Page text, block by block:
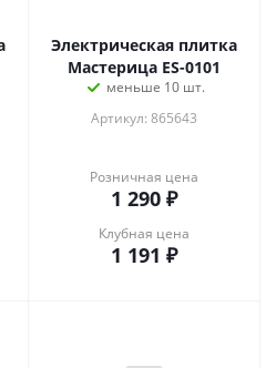
Электрическая плитка
Мастерица ES-0101
меньше 10 шт.
Артикул: 865643
Розничная цена
1 290 ₽
Клубная цена
1 191 ₽